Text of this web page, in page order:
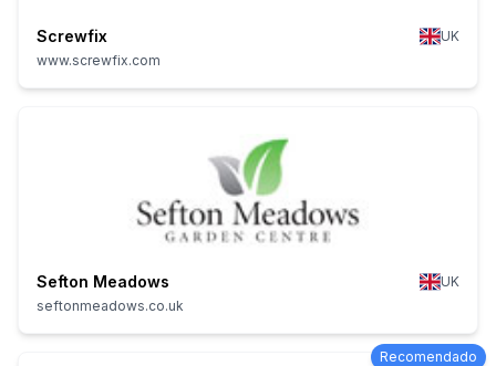
Screwfix
UK
www.screwfix.com
Sefton Meadows
UK
seftonmeadows.co.uk
Recomendado